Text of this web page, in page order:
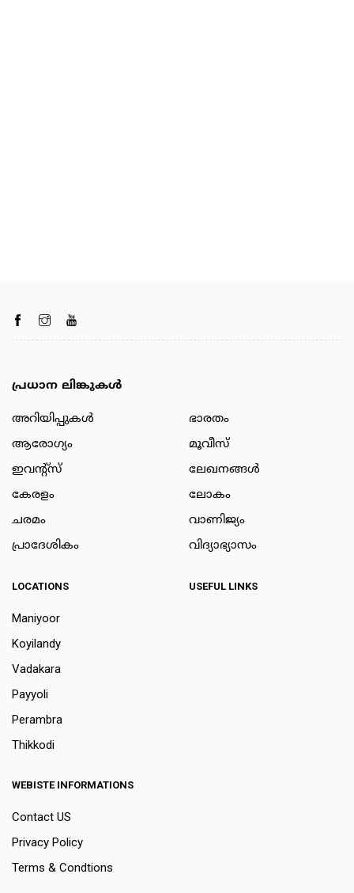
പ്രധാന ലിങ്കുകൾ
അറിയിപ്പുകള്‍
ആരോഗ്യം
ഇവന്റ്സ്
കേരളം
ചരമം
പ്രാദേശികം
ഭാരതം
മൂവീസ്
ലേഖനങ്ങള്‍
ലോകം
വാണിജ്യം
വിദ്യാഭ്യാസം
LOCATIONS
Maniyoor
Koyilandy
Vadakara
Payyoli
Perambra
Thikkodi
USEFUL LINKS
WEBISTE INFORMATIONS
Contact US
Privacy Policy
Terms & Condtions